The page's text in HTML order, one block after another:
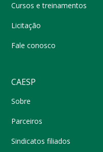
Cursos e treinamentos
Licitação
Fale conosco
CAESP
Sobre
Parceiros
Sindicatos filiados